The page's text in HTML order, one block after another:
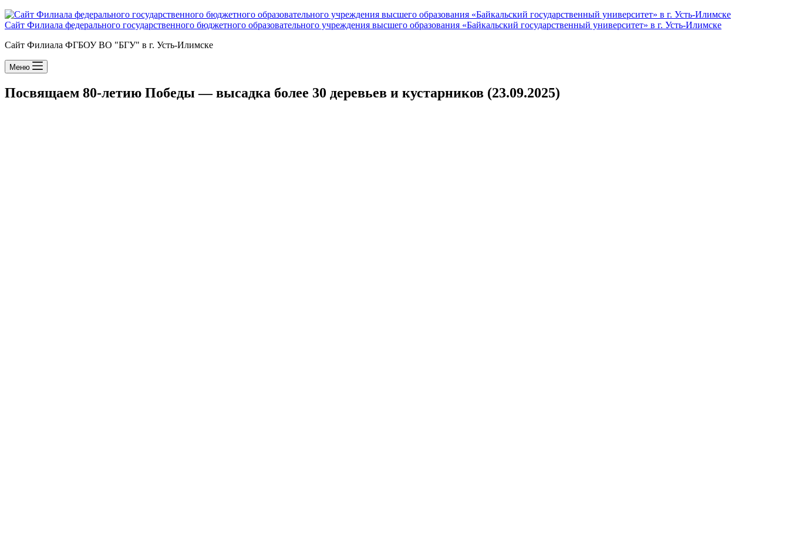
Сайт Филиала федерального государственного бюджетного образовательного учреждения высшего образования «Байкальский государственный университет» в г. Усть-Илимске
Сайт Филиала ФГБОУ ВО "БГУ" в г. Усть-Илимске
Меню
Посвящаем 80-летию Победы — высадка более 30 деревьев и кустарников (23.09.2025)